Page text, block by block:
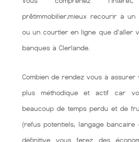
prêtimmobilier,mieux recourir à un
ou un courtier en ligne que d'aller
banques à Clerlande.
Combien de rendez vous à
plus méthodique et actif car
beaucoup de temps perdu et de
(refus potentiels, langage
définitive vous ferez des